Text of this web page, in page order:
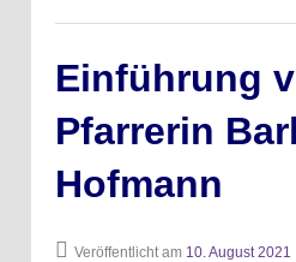
Einführung
Pfarrerin
Hofmann
Veröffentlicht am 10. August 2021